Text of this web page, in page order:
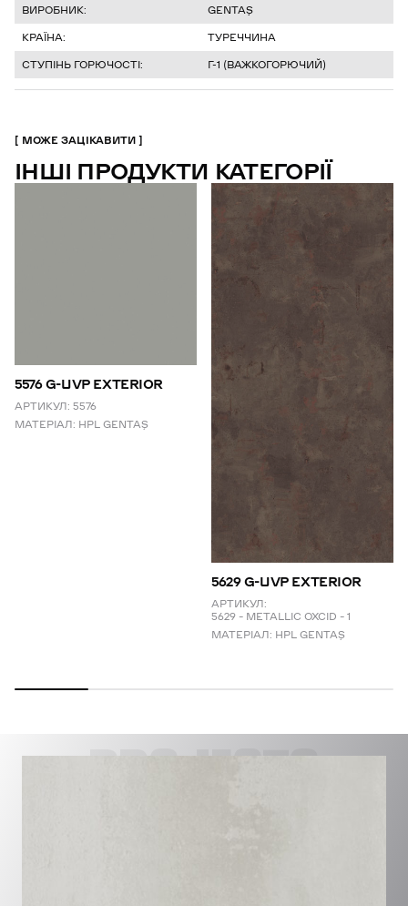
ВИРОБНИК:
GENTAŞ
КРАЇНА:
ТУРЕЧЧИНА
СТУПІНЬ ГОРЮЧОСТІ:
Г-1 (ВАЖКОГОРЮЧИЙ)
МОЖЕ ЗАЦІКАВИТИ
ІНШІ ПРОДУКТИ КАТЕГОРІЇ
5576 G-UVP EXTERIOR
АРТИКУЛ: 5576
МАТЕРІАЛ: HPL GENTAŞ
5629 G-UVP EXTERIOR
АРТИКУЛ:
5629 – METALLIC OXCID – 1
МАТЕРІАЛ: HPL GENTAŞ
PROJECTS